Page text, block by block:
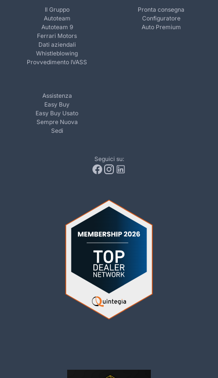
Il Gruppo
Autoteam
Autoteam 9
Ferrari Motors
Dati aziendali
Whistleblowing
Provvedimento IVASS
Pronta consegna
Configuratore
Auto Premium
Assistenza
Easy Buy
Easy Buy Usato
Sempre Nuova
Sedi
Seguici su: